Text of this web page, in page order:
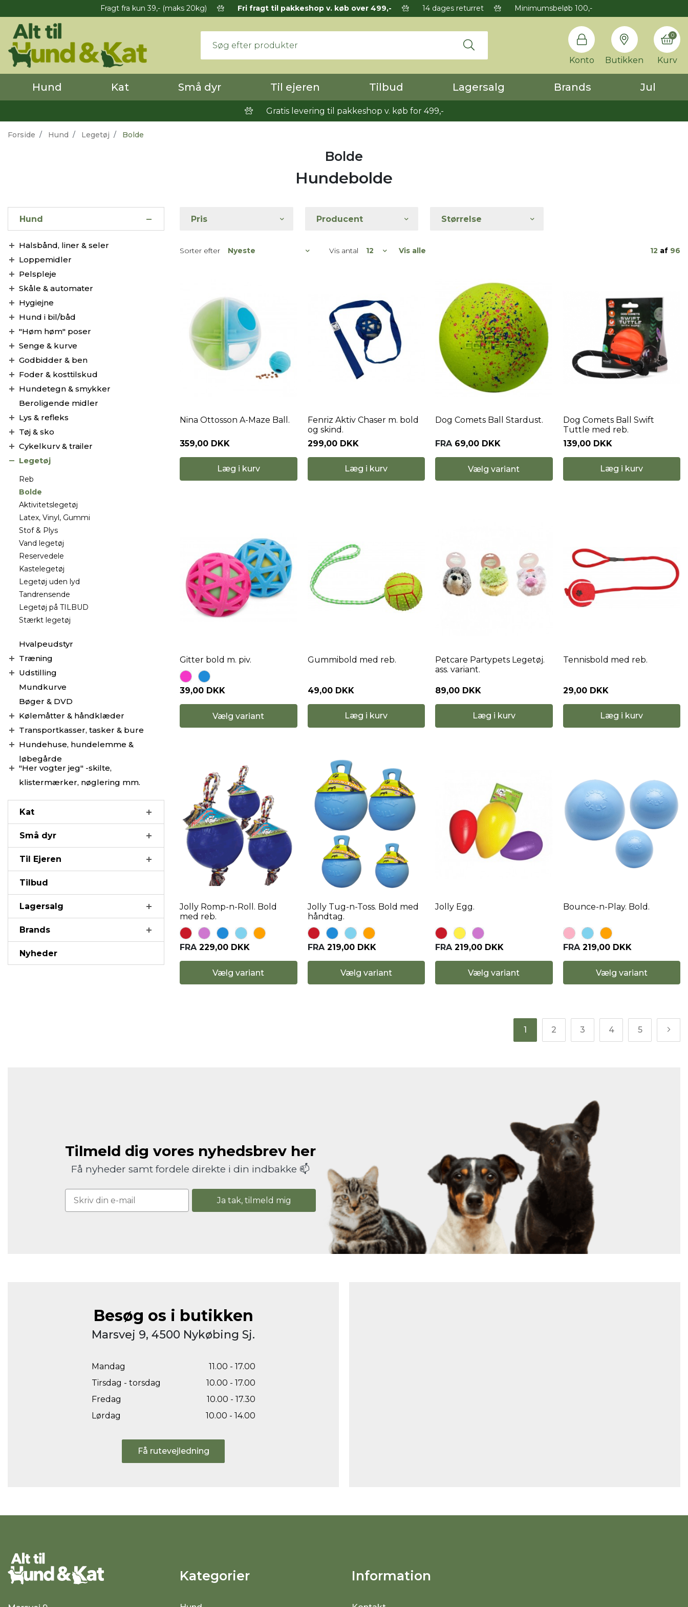
Fragt fra kun 39,- (maks 20kg) Fri fragt til pakkeshop v. køb over 499,- 14 dages returret Minimumsbeløb 100,-
Konto Butikken Kurv
0
Hund Kat Små dyr Til ejeren Tilbud Lagersalg Brands Jul
Gratis levering til pakkeshop v. køb for 499,-
Forside Hund Legetøj Bolde
Bolde
Hundebolde
Hund
Halsbånd, liner & seler
Loppemidler
Pelspleje
Skåle & automater
Hygiejne
Hund i bil/båd
"Høm høm" poser
Senge & kurve
Godbidder & ben
Foder & kosttilskud
Hundetegn & smykker
Beroligende midler
Lys & refleks
Tøj & sko
Cykelkurv & trailer
Legetøj
Reb
Bolde
Aktivitetslegetøj
Latex, Vinyl, Gummi
Stof & Plys
Vand legetøj
Reservedele
Kastelegetøj
Legetøj uden lyd
Tandrensende
Legetøj på TILBUD
Stærkt legetøj
Hvalpeudstyr
Træning
Udstilling
Mundkurve
Bøger & DVD
Kølemåtter & håndklæder
Transportkasser, tasker & bure
Hundehuse, hundelemme &
løbegårde
"Her vogter jeg" -skilte,
klistermærker, nøglering mm.
Kat
Små dyr
Til Ejeren
Tilbud
Lagersalg
Brands
Nyheder
Pris Producent Størrelse
Sorter efter Vis antal Vis alle 12 af 96
Nina Ottosson A-Maze Ball.
359,00 DKK
Læg i kurv
Fenriz Aktiv Chaser m. bold
og skind.
299,00 DKK
Læg i kurv
Dog Comets Ball Stardust.
FRA 69,00 DKK
Vælg variant
Dog Comets Ball Swift
Tuttle med reb.
139,00 DKK
Læg i kurv
Gitter bold m. piv.
39,00 DKK
Vælg variant
Gummibold med reb.
49,00 DKK
Læg i kurv
Petcare Partypets Legetøj.
ass. variant.
89,00 DKK
Læg i kurv
Tennisbold med reb.
29,00 DKK
Læg i kurv
Jolly Romp-n-Roll. Bold
med reb.
FRA 229,00 DKK
Vælg variant
Jolly Tug-n-Toss. Bold med
håndtag.
FRA 219,00 DKK
Vælg variant
Jolly Egg.
FRA 219,00 DKK
Vælg variant
Bounce-n-Play. Bold.
FRA 219,00 DKK
Vælg variant
1 2 3 4 5
Tilmeld dig vores nyhedsbrev her
Få nyheder samt fordele direkte i din indbakke 📫
Ja tak, tilmeld mig
Besøg os i butikken
Marsvej 9, 4500 Nykøbing Sj.
Mandag
11.00 - 17.00
Tirsdag - torsdag
10.00 - 17.00
Fredag
10.00 - 17.30
Lørdag
10.00 - 14.00
Få rutevejledning
Kategorier Information